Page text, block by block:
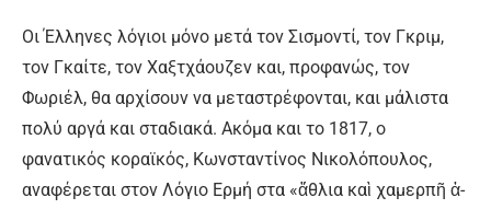
Οι Έλληνες λόγιοι μόνο μετά τον Σισμοντί, τον Γκριμ,
τον Γκαίτε, τον Χαξτχάουζεν και, προφανώς, τον
Φωριέλ, θα αρχίσουν να μεταστρέφονται, και μάλιστα
πολύ αργά και σταδιακά. Ακόμα και το 1817, ο
φανατικός κοραϊκός, Κωνσταντίνος Νικολόπουλος,
αναφέρεται στον Λόγιο Ερμή στα «ἄ­θλια καὶ χα­μερ­πῆ ἀ­